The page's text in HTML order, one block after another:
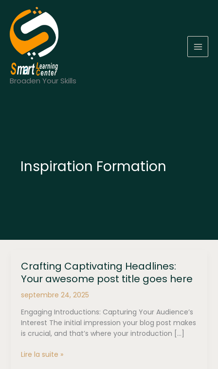
contenu
Broaden Your Skills
Inspiration Formation
Crafting Captivating Headlines:
Your awesome post title goes here
septembre 24, 2025
Engaging Introductions: Capturing Your Audience’s
Interest The initial impression your blog post makes
is crucial, and that’s where your introduction […]
Crafting
Lire la suite »